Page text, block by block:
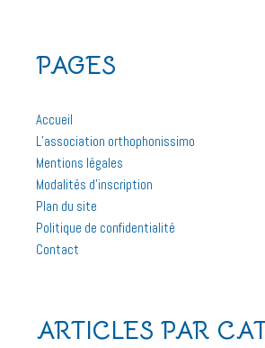
PAGES
Accueil
L’association orthophonissimo
Mentions légales
Modalités d’inscription
Plan du site
Politique de confidentialité
Contact
ARTICLES PAR